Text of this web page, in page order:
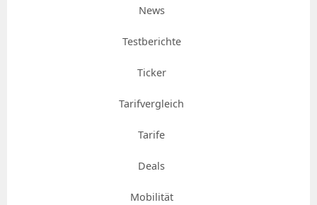
News
Testberichte
Ticker
Tarifvergleich
Tarife
Deals
Mobilität